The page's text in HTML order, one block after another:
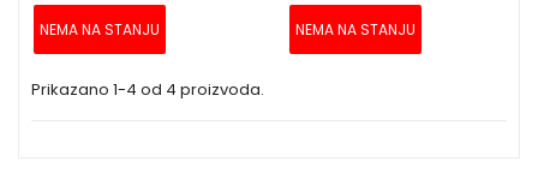
NEMA NA STANJU NEMA NA STANJU
Prikazano 1-4 od 4 proizvoda.